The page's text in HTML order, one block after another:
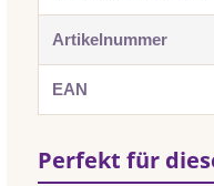
Artikelnummer
EAN
Perfekt für